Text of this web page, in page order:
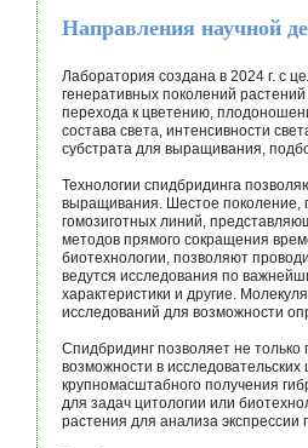
Направления научной
Лаборатория создана в 2024 г. с
генеративных поколений
перехода к цветению,
состава света, интенсивности
субстрата для выращивания,
Технологии спидбридинга
выращивания. Шестое поколение,
гомозиготных линий,
методов прямого сокращения
биотехнологии, позволяют
ведутся исследования по
характеристики и другие.
исследований для возможности
Спидбридинг позволяет не только
возможности в
крупномасштабного получения
для задач цитологии или
растения для анализа экспрессии